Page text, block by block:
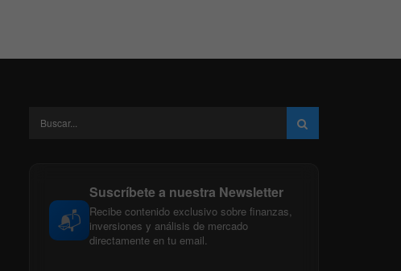
📬
Suscríbete a nuestra Newsletter
Recibe contenido exclusivo sobre finanzas,
inversiones y análisis de mercado
directamente en tu email.